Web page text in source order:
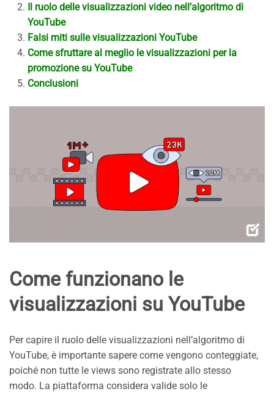
Il ruolo delle visualizzazioni video nell’algoritmo di
YouTube
Falsi miti sulle visualizzazioni YouTube
Come sfruttare al meglio le visualizzazioni per la
promozione su YouTube
Conclusioni
Come funzionano le
visualizzazioni su YouTube
Per capire il ruolo delle visualizzazioni nell’algoritmo di
YouTube, è importante sapere come vengono conteggiate,
poiché non tutte le views sono registrate allo stesso
modo. La piattaforma considera valide solo le